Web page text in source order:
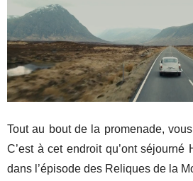
Tout au bout de la promenade,
C’est à cet endroit qu’ont séjourné
dans l’épisode des Reliques de la